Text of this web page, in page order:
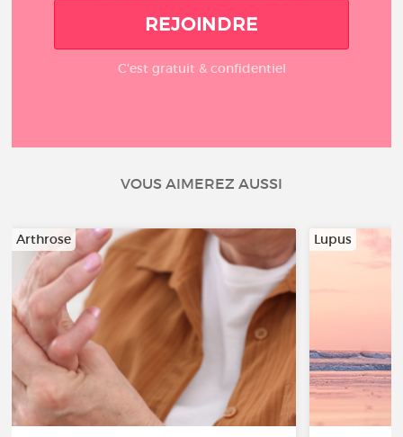
REJOINDRE
C'est gratuit & confidentiel
VOUS AIMEREZ AUSSI
Arthrose Lupus